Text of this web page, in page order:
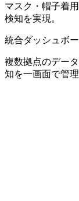
マスク・帽子着
検知を実現。
統合ダッシュボ
複数拠点のデー
知を一画面で管理